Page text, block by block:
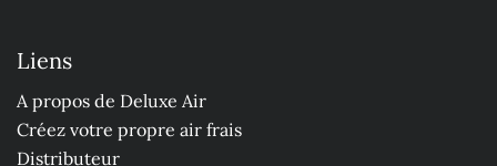
Liens
A propos de Deluxe Air
Créez votre propre air frais
Distributeur